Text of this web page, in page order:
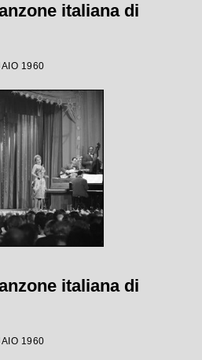
italiana di
1960
italiana di
1960